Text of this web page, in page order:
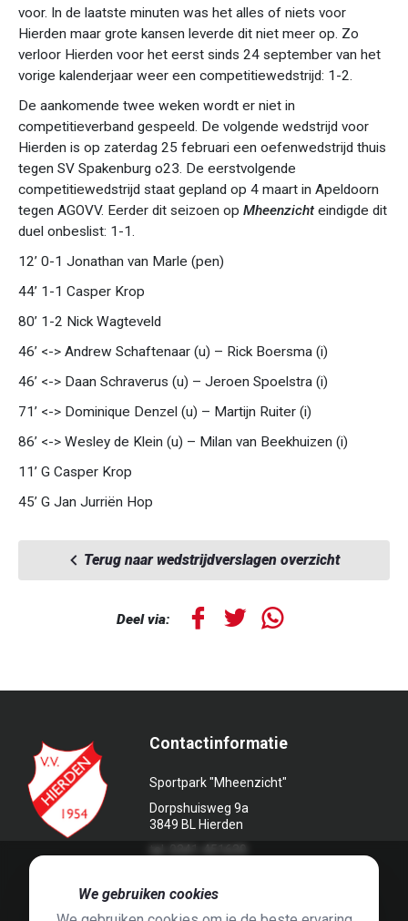
voor. In de laatste minuten was het alles of niets voor
Hierden maar grote kansen leverde dit niet meer op. Zo
verloor Hierden voor het eerst sinds 24 september van het
vorige kalenderjaar weer een competitiewedstrijd: 1-2.
De aankomende twee weken wordt er niet in
competitieverband gespeeld. De volgende wedstrijd voor
Hierden is op zaterdag 25 februari een oefenwedstrijd thuis
tegen SV Spakenburg o23. De eerstvolgende
competitiewedstrijd staat gepland op 4 maart in Apeldoorn
tegen AGOVV. Eerder dit seizoen op Mheenzicht eindigde dit
duel onbeslist: 1-1.
12’ 0-1 Jonathan van Marle (pen)
44’ 1-1 Casper Krop
80’ 1-2 Nick Wagteveld
46’ <-> Andrew Schaftenaar (u) – Rick Boersma (i)
46’ <-> Daan Schraverus (u) – Jeroen Spoelstra (i)
71’ <-> Dominique Denzel (u) – Martijn Ruiter (i)
86’ <-> Wesley de Klein (u) – Milan van Beekhuizen (i)
11’ G Casper Krop
45’ G Jan Jurriën Hop
Terug naar wedstrijdverslagen overzicht
Deel via:
Contactinformatie
Sportpark "Mheenzicht"
Dorpshuisweg 9a
3849 BL Hierden
We gebruiken cookies